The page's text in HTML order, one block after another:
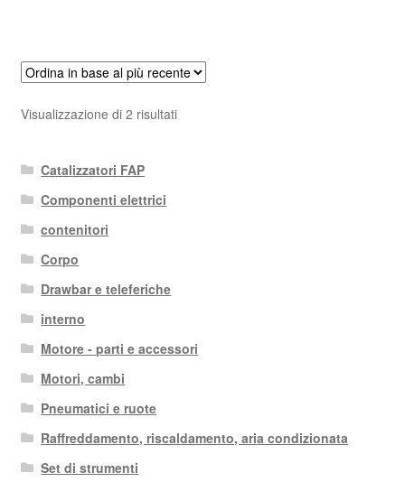
Visualizzazione di 2 risultatiOrdina
Catalizzatori FAP
Componenti elettrici
contenitori
Corpo
Drawbar e teleferiche
interno
Motore - parti e accessori
Motori, cambi
Pneumatici e ruote
Raffreddamento, riscaldamento, aria condizionata
Set di strumenti